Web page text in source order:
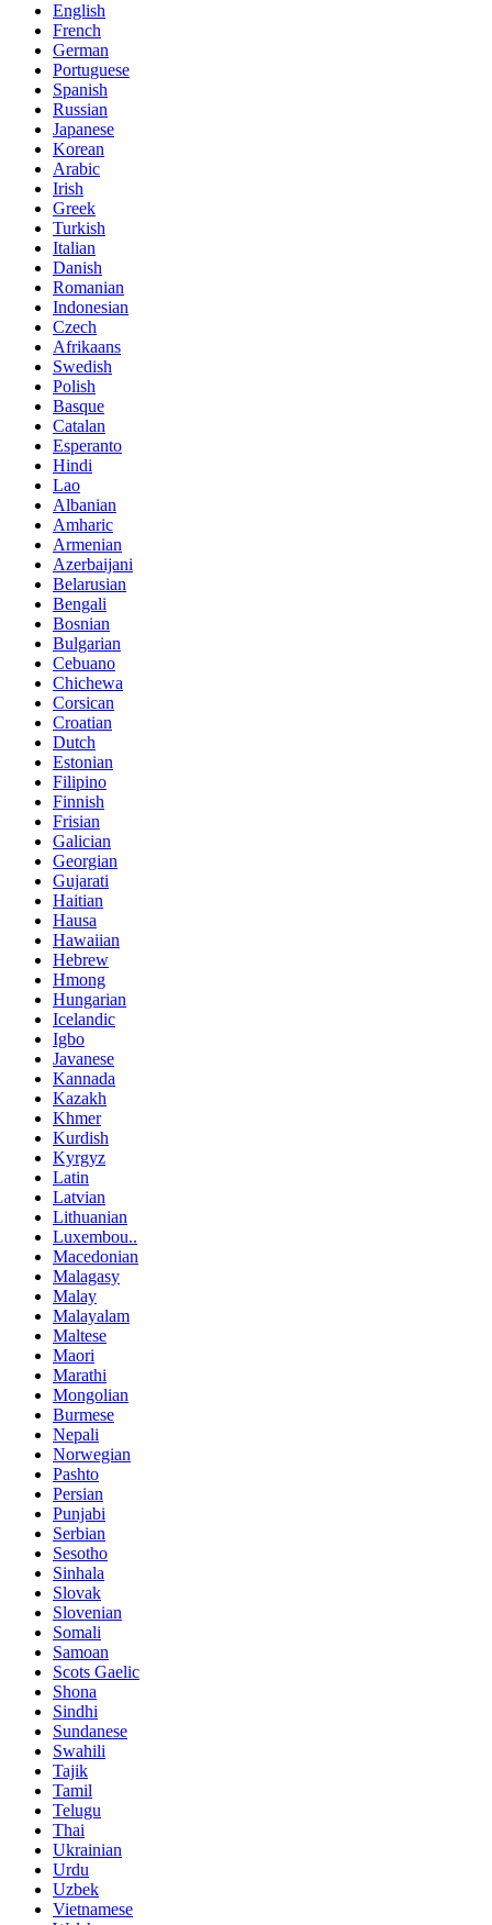
English
French
German
Portuguese
Spanish
Russian
Japanese
Korean
Arabic
Irish
Greek
Turkish
Italian
Danish
Romanian
Indonesian
Czech
Afrikaans
Swedish
Polish
Basque
Catalan
Esperanto
Hindi
Lao
Albanian
Amharic
Armenian
Azerbaijani
Belarusian
Bengali
Bosnian
Bulgarian
Cebuano
Chichewa
Corsican
Croatian
Dutch
Estonian
Filipino
Finnish
Frisian
Galician
Georgian
Gujarati
Haitian
Hausa
Hawaiian
Hebrew
Hmong
Hungarian
Icelandic
Igbo
Javanese
Kannada
Kazakh
Khmer
Kurdish
Kyrgyz
Latin
Latvian
Lithuanian
Luxembou..
Macedonian
Malagasy
Malay
Malayalam
Maltese
Maori
Marathi
Mongolian
Burmese
Nepali
Norwegian
Pashto
Persian
Punjabi
Serbian
Sesotho
Sinhala
Slovak
Slovenian
Somali
Samoan
Scots Gaelic
Shona
Sindhi
Sundanese
Swahili
Tajik
Tamil
Telugu
Thai
Ukrainian
Urdu
Uzbek
Vietnamese